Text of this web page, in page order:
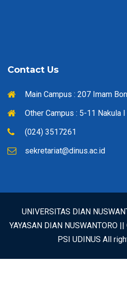
Contact Us
Main Campus : 207 Imam
Other Campus : 5-11 Nakula
(024) 3517261
sekretariat@dinus.ac.id
UNIVERSITAS DIAN
YAYASAN DIAN NUSWANTORO
PSI UDINUS All